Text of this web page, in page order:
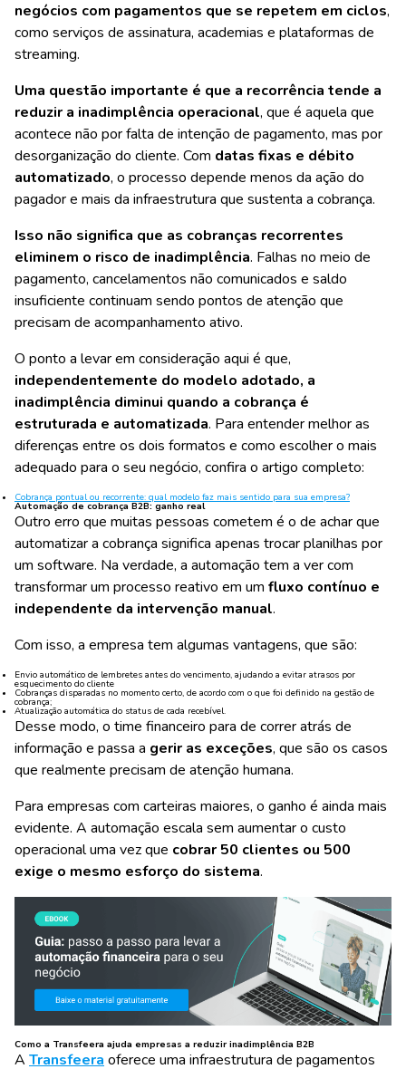
negócios com pagamentos que se repetem em ciclos,
como serviços de assinatura, academias e plataformas de
streaming.
Uma questão importante é que a recorrência tende a
reduzir a inadimplência operacional, que é aquela que
acontece não por falta de intenção de pagamento, mas por
desorganização do cliente. Com datas fixas e débito
automatizado, o processo depende menos da ação do
pagador e mais da infraestrutura que sustenta a cobrança.
Isso não significa que as cobranças recorrentes
eliminem o risco de inadimplência. Falhas no meio de
pagamento, cancelamentos não comunicados e saldo
insuficiente continuam sendo pontos de atenção que
precisam de acompanhamento ativo.
O ponto a levar em consideração aqui é que,
independentemente do modelo adotado, a
inadimplência diminui quando a cobrança é
estruturada e automatizada. Para entender melhor as
diferenças entre os dois formatos e como escolher o mais
adequado para o seu negócio, confira o artigo completo:
Cobrança pontual ou recorrente: qual modelo faz mais sentido para sua empresa?
Automação de cobrança B2B: ganho real
Outro erro que muitas pessoas cometem é o de achar que
automatizar a cobrança significa apenas trocar planilhas por
um software. Na verdade, a automação tem a ver com
transformar um processo reativo em um fluxo contínuo e
independente da intervenção manual.
Com isso, a empresa tem algumas vantagens, que são:
Envio automático de lembretes antes do vencimento, ajudando a evitar atrasos por
esquecimento do cliente
Cobranças disparadas no momento certo, de acordo com o que foi definido na gestão de
cobrança;
Atualização automática do status de cada recebível.
Desse modo, o time financeiro para de correr atrás de
informação e passa a gerir as exceções, que são os casos
que realmente precisam de atenção humana.
Para empresas com carteiras maiores, o ganho é ainda mais
evidente. A automação escala sem aumentar o custo
operacional uma vez que cobrar 50 clientes ou 500
exige o mesmo esforço do sistema.
Como a Transfeera ajuda empresas a reduzir inadimplência B2B
A Transfeera oferece uma infraestrutura de pagamentos